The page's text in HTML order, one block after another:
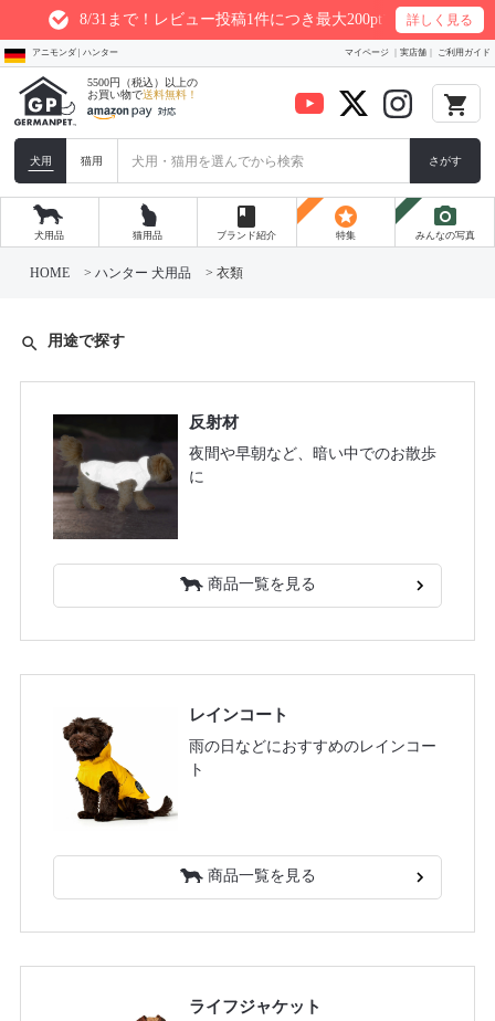
まで！レビュー投稿1件につき最大200ptプレゼント 詳しく見る
アニモンダ | ハンター マイページ 実店舗 ご利用ガイド
5500円（税込）以上の
お買い物で送料無料！ local_grocery_store
犬用 猫用 さがす
犬用品 猫用品
book
ブランド紹介
stars
特集
photo_camera
みんなの写真
HOME ハンター 犬用品 衣類
search 用途で探す
反射材
夜間や早朝など、暗い中でのお散歩
に
商品一覧を見る
レインコート
雨の日などにおすすめのレインコー
ト
商品一覧を見る
ライフジャケット